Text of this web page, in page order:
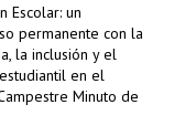
Escolar: un
permanente con la
la inclusión y el
en el
Minuto de